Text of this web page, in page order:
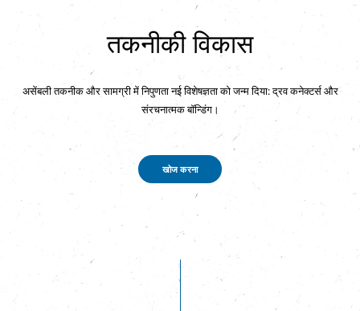
तकनीकी विकास
असेंबली तकनीक और सामग्री में निपुणता नई विशेषज्ञता को जन्म दिया: द्रव कनेक्टर्स और
संरचनात्मक बॉन्डिंग।
खोज करना